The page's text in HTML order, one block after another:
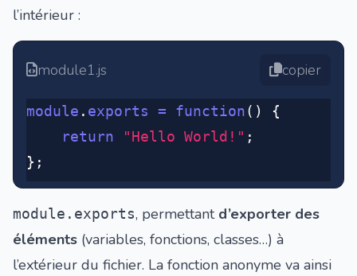
l’intérieur :
module1.js copier
module . exports = function() {
	return
"Hello World!" ;
};
module.exports, permettant d’exporter des
éléments (variables, fonctions, classes…) à
l’extérieur du fichier. La fonction anonyme va ainsi